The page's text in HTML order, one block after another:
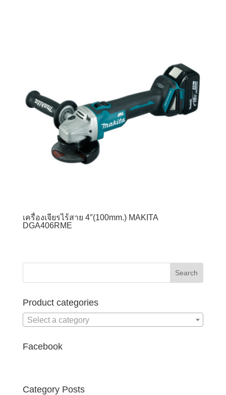
เครื่องเจียรไร้สาย 4″(100mm.) MAKITA
DGA406RME
Product categories
Select a category
Facebook
Category Posts